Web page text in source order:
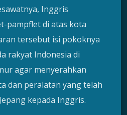
Inggris
pampflet di atas kota
tersebut isi pokoknya
rakyat Indonesia di
agar menyerahkan
dan peralatan yang telah
kepada Inggris.